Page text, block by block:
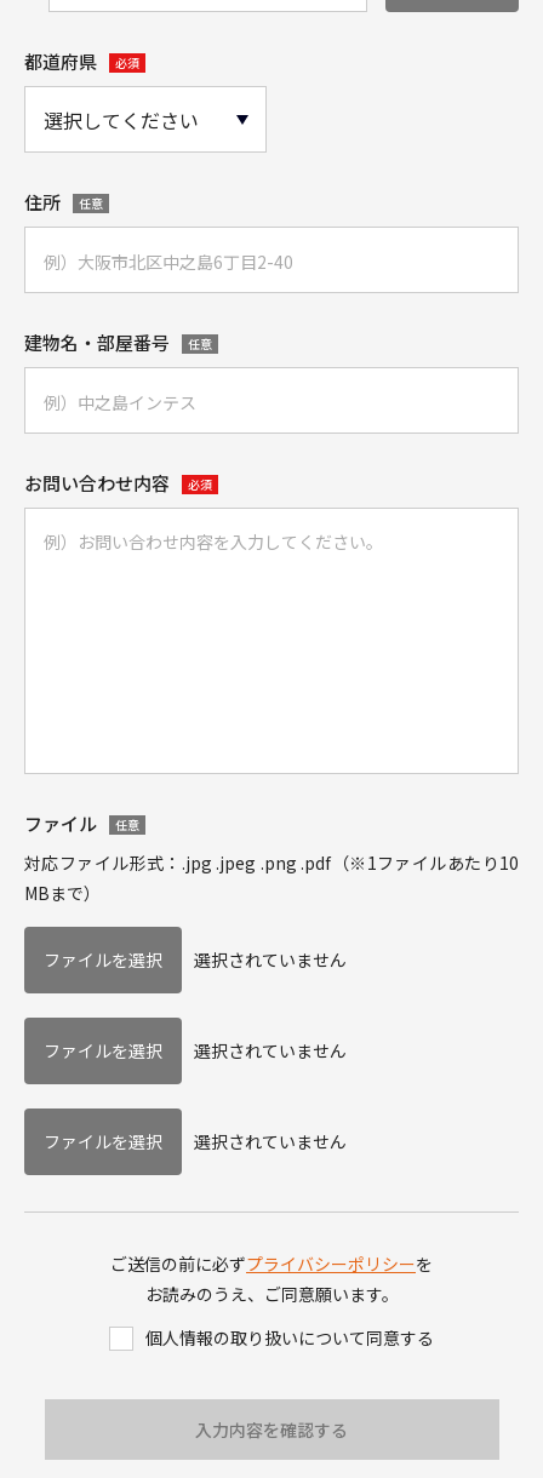
都道府県 必須
住所 任意
建物名・部屋番号 任意
お問い合わせ内容 必須
ファイル 任意
対応ファイル形式：.jpg .jpeg .png .pdf（※1ファイルあたり10
MBまで）
選択されていません
選択されていません
選択されていません
ご送信の前に必ずプライバシーポリシーを
お読みのうえ、ご同意願います。
個人情報の取り扱いについて同意する
入力内容を確認する